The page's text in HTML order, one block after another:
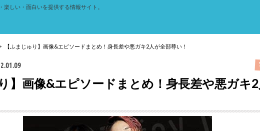
しい・面白いを提供する情報サイト。
【ふまじゅり】画像&エピソードまとめ！身長差や悪ガキ2人が全部尊い！
】画像&エピソードまとめ！身長差や悪ガキ